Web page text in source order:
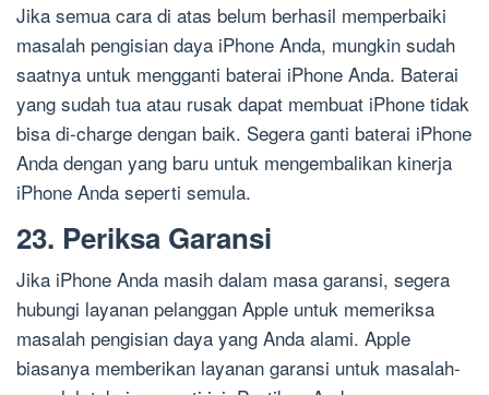
Jika semua cara di atas belum berhasil memperbaiki
masalah pengisian daya iPhone Anda, mungkin sudah
saatnya untuk mengganti baterai iPhone Anda. Baterai
yang sudah tua atau rusak dapat membuat iPhone tidak
bisa di-charge dengan baik. Segera ganti baterai iPhone
Anda dengan yang baru untuk mengembalikan kinerja
iPhone Anda seperti semula.
23. Periksa Garansi
Jika iPhone Anda masih dalam masa garansi, segera
hubungi layanan pelanggan Apple untuk memeriksa
masalah pengisian daya yang Anda alami. Apple
biasanya memberikan layanan garansi untuk masalah-